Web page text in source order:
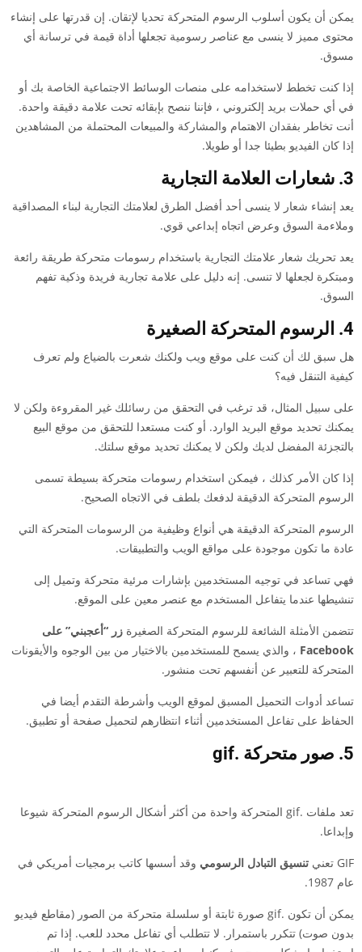
يمكن أن يكون أسلوب الرسوم المتحركة تحديا لإتقان. إن قدرتها على إنشاء
محتوى مميز لا ينسى مع عناصر رسومية تجعلها أداة قيمة في ترسانة أي
مسوق.
إذا كنت تخطط لاستخدامه على منصات الوسائط الاجتماعية الخاصة بك أو
في أي حملات بريد إلكتروني ، فإننا ننصح بإبقائه تحت علامة دقيقة واحدة.
أنت تخاطر بفقدان الاهتمام والمشاركة والمبيعات المحتملة من المشاهدين
إذا كان الفيديو بطيئا جدا أو طويلا.
3. شعارات العلامة التجارية
يعد إنشاء شعار لا ينسى أحد أفضل الطرق لعلامتك التجارية لبناء المصداقية
وملاءمة السوق وعرض اتجاه إبداعي قوي.
يعد تحريك شعار علامتك التجارية باستخدام رسومات متحركة طريقة رائعة
ومبتكرة لجعلها لا تنسى. إنه دليل على علامة تجارية فريدة وذكية تفهم
السوق.
4. الرسوم المتحركة الصغيرة
هل سبق لك أن كنت على موقع ويب ولكنك شعرت بالضياع ولم تعرف
كيفية التنقل فيه؟
على سبيل المثال، قد ترغب في التحقق من رسائلك غير المقروءة ولكن لا
يمكنك تحديد موقع البريد الوارد. أو كنت مستعدا للتحقق من موقع البيع
بالتجزئة المفضل لديك ولكن لا يمكنك تحديد موقع سلتك.
إذا كان الأمر كذلك ، فيمكن استخدام رسومات متحركة بسيطة تسمى
الرسوم المتحركة الدقيقة لدفعك بلطف في الاتجاه الصحيح.
الرسوم المتحركة الدقيقة هي أنواع وظيفية من الرسومات المتحركة التي
عادة ما تكون موجودة على مواقع الويب والتطبيقات.
فهي تساعد في توجيه المستخدمين بإشارات مرئية متحركة وتميل إلى
تنشيطها عندما يتفاعل المستخدم مع عنصر معين على الموقع.
تتضمن الأمثلة الشائعة للرسوم المتحركة الصغيرة زر “أعجبني” على
Facebook ، والذي يسمح للمستخدمين بالاختيار من بين الوجوه والأيقونات
المتحركة للتعبير عن أنفسهم تحت منشور.
تساعد أدوات التحميل المسبق لموقع الويب وأشرطة التقدم أيضا في
الحفاظ على تفاعل المستخدمين أثناء انتظارهم لتحميل صفحة أو تطبيق.
5. صور متحركة .gif
تعد ملفات .gif المتحركة واحدة من أكثر أشكال الرسوم المتحركة شيوعا
وإبداعا.
GIF تعني تنسيق التبادل الرسومي وقد أسسها كاتب برمجيات أمريكي في
عام 1987.
يمكن أن تكون .gif صورة ثابتة أو سلسلة متحركة من الصور (مقاطع فيديو
بدون صوت) تتكرر باستمرار. لا تتطلب أي تفاعل محدد للعب. إذا تم